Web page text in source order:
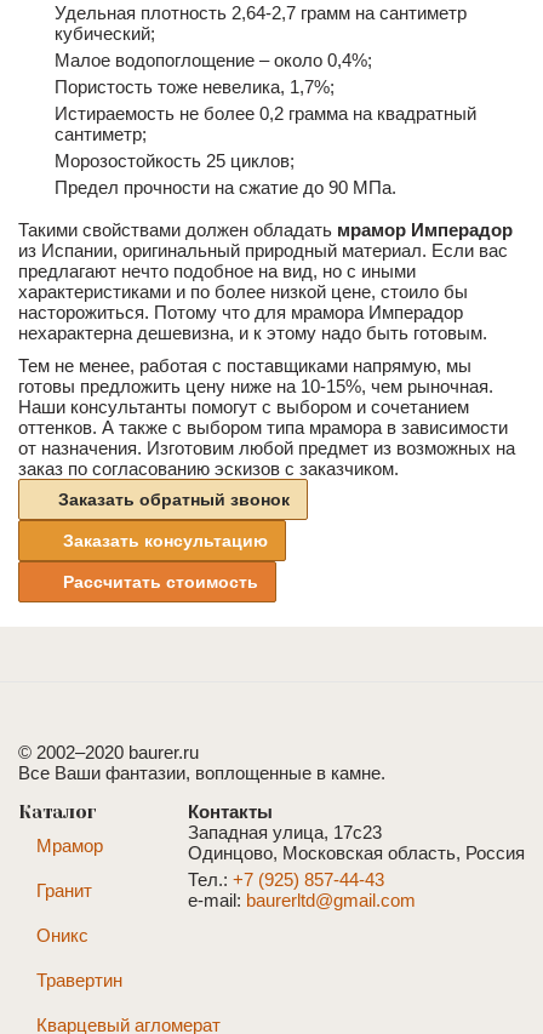
Удельная плотность 2,64-2,7 грамм на сантиметр
кубический;
Малое водопоглощение – около 0,4%;
Пористость тоже невелика, 1,7%;
Истираемость не более 0,2 грамма на квадратный
сантиметр;
Морозостойкость 25 циклов;
Предел прочности на сжатие до 90 МПа.
Такими свойствами должен обладать мрамор Имперадор
из Испании, оригинальный природный материал. Если вас
предлагают нечто подобное на вид, но с иными
характеристиками и по более низкой цене, стоило бы
насторожиться. Потому что для мрамора Имперадор
нехарактерна дешевизна, и к этому надо быть готовым.
Тем не менее, работая с поставщиками напрямую, мы
готовы предложить цену ниже на 10-15%, чем рыночная.
Наши консультанты помогут с выбором и сочетанием
оттенков. А также с выбором типа мрамора в зависимости
от назначения. Изготовим любой предмет из возможных на
заказ по согласованию эскизов с заказчиком.
Заказать обратный звонок
Заказать консультацию
Рассчитать стоимость
© 2002–2020 baurer.ru
Все Ваши фантазии, воплощенные в камне.
Контакты
Западная улица, 17с23
Одинцово, Московская область, Россия
Тел.: +7 (925) 857-44-43
e-mail: baurerltd@gmail.com
Каталог
Мрамор
Гранит
Оникс
Травертин
Кварцевый агломерат